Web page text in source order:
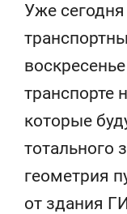
Уже
транспорте
которые
тотального
геометрия
от здания
Опыт
природе,
с